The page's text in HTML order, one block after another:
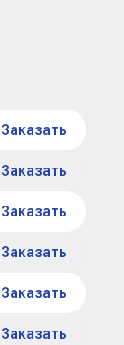
Заказать
Заказать
Заказать
Заказать
Заказать
Заказать